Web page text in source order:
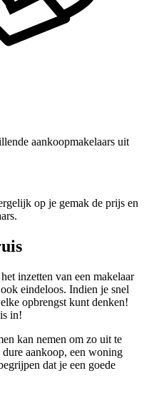
aankoopmakelaars uit
op je gemak de prijs en
inzetten van een makelaar
eindeloos. Indien je snel
opbrengst kunt denken!
in!
kan nemen om zo uit te
aankoop, een woning
dat je een goede